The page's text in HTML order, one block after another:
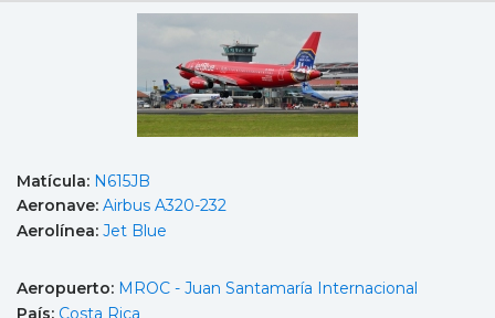
Matícula: N615JB
Aeronave: Airbus A320-232
Aerolínea: Jet Blue
Aeropuerto: MROC - Juan Santamaría Internacional
País: Costa Rica